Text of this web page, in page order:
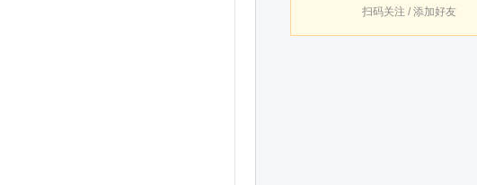
扫码关注 / 添加好友